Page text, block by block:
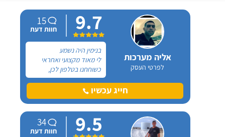
אליה מערכות
לפרטי העסק
9.7
15
חוות דעת
בנימין היה נשמע
לי מאוד מקצועי ואחראי
כשוחחנו בטלפון לכן,
הזמנתי אותו להחלפת דוד
שמש וקולטים בבניין בו אני
גרה והוא אכן נתן שירות
עבודה נקייה ומסודרת.
חייג עכשיו
9.5
34
חוות דעת